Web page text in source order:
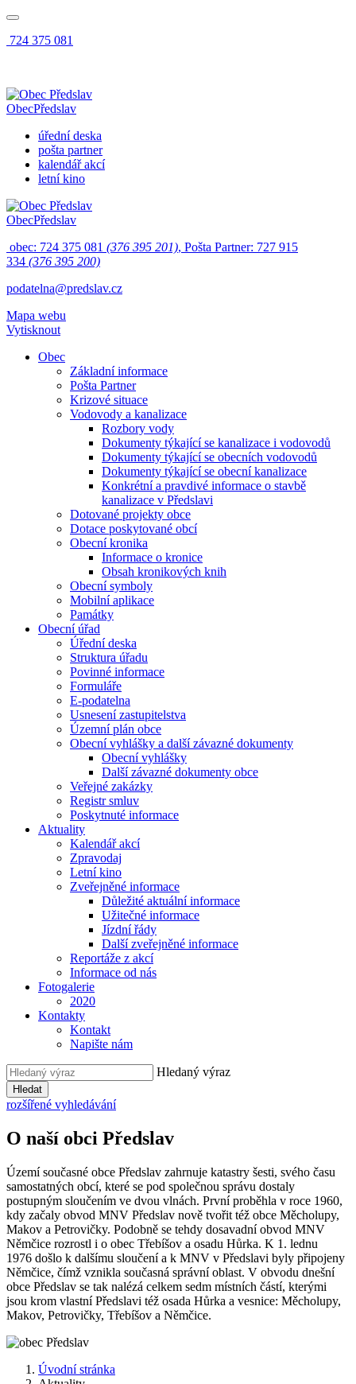
724 375 081
ObecPředslav
úřední deska
pošta partner
kalendář akcí
letní kino
ObecPředslav
obec: 724 375 081 (376 395 201), Pošta Partner: 727 915
334 (376 395 200)
podatelna@predslav.cz
Mapa webu
Vytisknout
Obec
Základní informace
Pošta Partner
Krizové situace
Vodovody a kanalizace
Rozbory vody
Dokumenty týkající se kanalizace i vodovodů
Dokumenty týkající se obecních vodovodů
Dokumenty týkající se obecní kanalizace
Konkrétní a pravdivé informace o stavbě
kanalizace v Předslavi
Dotované projekty obce
Dotace poskytované obcí
Obecní kronika
Informace o kronice
Obsah kronikových knih
Obecní symboly
Mobilní aplikace
Památky
Obecní úřad
Úřední deska
Struktura úřadu
Povinné informace
Formuláře
E-podatelna
Usnesení zastupitelstva
Územní plán obce
Obecní vyhlášky a další závazné dokumenty
Obecní vyhlášky
Další závazné dokumenty obce
Veřejné zakázky
Registr smluv
Poskytnuté informace
Aktuality
Kalendář akcí
Zpravodaj
Letní kino
Zveřejněné informace
Důležité aktuální informace
Užitečné informace
Jízdní řády
Další zveřejněné informace
Reportáže z akcí
Informace od nás
Fotogalerie
2020
Kontakty
Kontakt
Napište nám
Hledaný výraz
Hledat
rozšířené vyhledávání
O naší obci Předslav
Území současné obce Předslav zahrnuje katastry šesti, svého času
samostatných obcí, které se pod společnou správu dostaly
postupným sloučením ve dvou vlnách. První proběhla v roce 1960,
kdy začaly obvod MNV Předslav nově tvořit též obce Měcholupy,
Makov a Petrovičky. Podobně se tehdy dosavadní obvod MNV
Němčice rozrostl i o obec Třebíšov a osadu Hůrka. K 1. lednu
1976 došlo k dalšímu sloučení a k MNV v Předslavi byly připojeny
Němčice, čímž vznikla současná správní oblast. V obvodu dnešní
obce Předslav se tak nalézá celkem sedm místních částí, kterými
jsou krom vlastní Předslavi též osada Hůrka a vesnice: Měcholupy,
Makov, Petrovičky, Třebíšov a Němčice.
Úvodní stránka